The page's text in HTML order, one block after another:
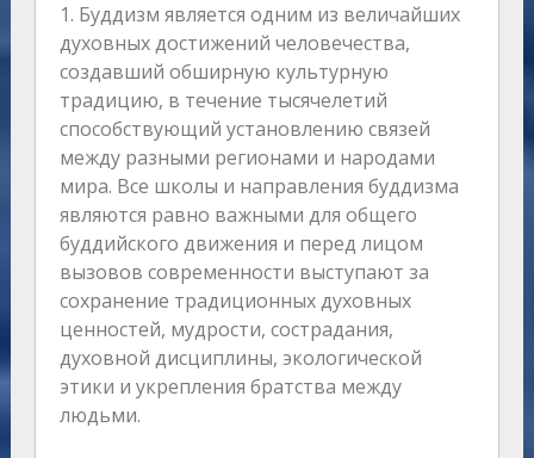
1. Буддизм является одним из величайших
духовных достижений человечества,
создавший обширную культурную
традицию, в течение тысячелетий
способствующий установлению связей
между разными регионами и народами
мира. Все школы и направления буддизма
являются равно важными для общего
буддийского движения и перед лицом
вызовов современности выступают за
сохранение традиционных духовных
ценностей, мудрости, сострадания,
духовной дисциплины, экологической
этики и укрепления братства между
людьми.